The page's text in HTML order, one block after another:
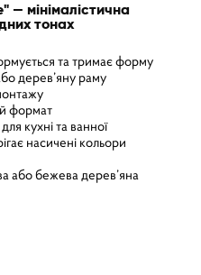
— мінімалістична
тонах
та тримає форму
дерев’яну раму
формат
кухні та ванної
насичені кольори
або бежева дерев’яна